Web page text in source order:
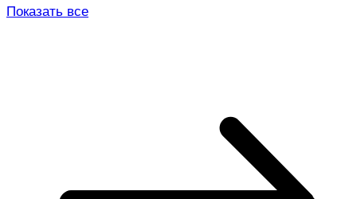
Показать все